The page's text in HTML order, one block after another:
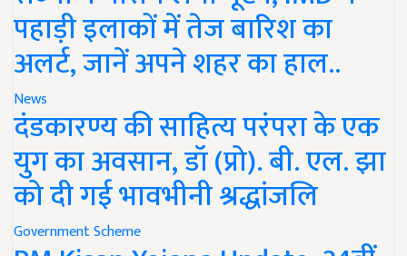
पहाड़ी इलाकों में तेज बारिश का
अलर्ट, जानें अपने शहर का हाल..
News
दंडकारण्य की साहित्य परंपरा के एक
युग का अवसान, डॉ (प्रो). बी. एल. झा
को दी गई भावभीनी श्रद्धांजलि
Government Scheme